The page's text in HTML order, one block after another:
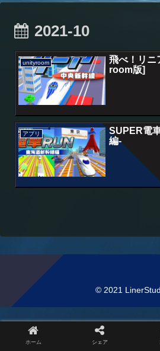
2021-10
unityroom
飛べ！リニ
room版]
アプリ
SUPER電
編-
© 2021
ホーム シェア